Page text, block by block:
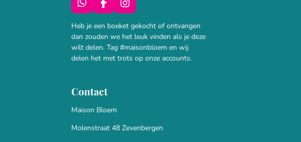
W
h
a
t
s
A
F
a
c
e
b
o
I
n
s
t
a
g
Heb je een boeket gekocht of ontvangen
dan zouden we het leuk vinden als je deze
wilt delen. Tag #maisonbloem en wij
delen het met trots op onze accounts.
Contact
Maison Bloem
Molenstraat 48 Zevenbergen